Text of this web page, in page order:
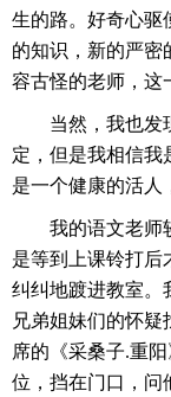
生的路。好奇心驱
的知识，新的严密
容古怪的老师，这
当然，我也发现
定，但是我相信我
是一个健康的活人
我的语文老师较
是等到上课铃打后
纠纠地踱进教室。
兄弟姐妹们的怀
席的《采桑子.重
位，挡在门口，问